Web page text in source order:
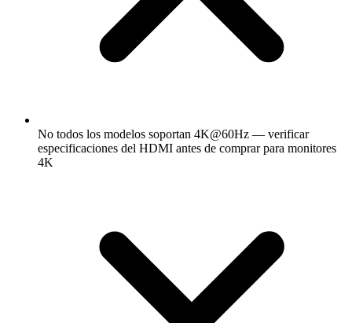
No todos los modelos soportan 4K@60Hz — verificar
especificaciones del HDMI antes de comprar para monitores
4K